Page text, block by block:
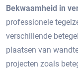
Bekwaamheid in
professionele
verschillende
plaatsen van
projecten zoals